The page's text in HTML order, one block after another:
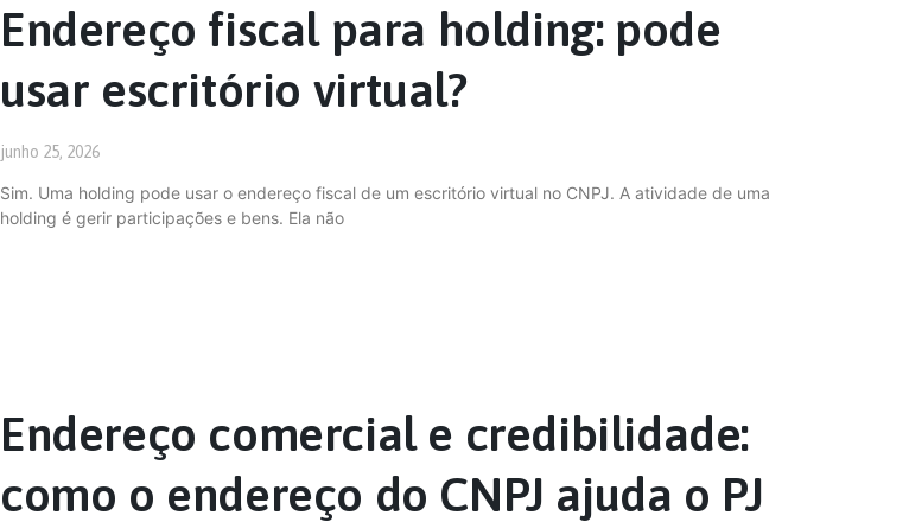
Endereço fiscal para holding: pode
usar escritório virtual?
junho 25, 2026
Sim. Uma holding pode usar o endereço fiscal de um escritório virtual no CNPJ. A atividade de uma
holding é gerir participações e bens. Ela não
Endereço comercial e credibilidade:
como o endereço do CNPJ ajuda o PJ